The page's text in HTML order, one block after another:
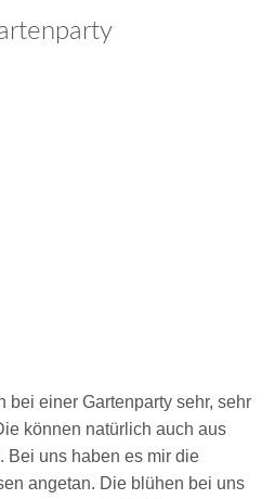
bei einer Gartenparty sehr, sehr
können natürlich auch aus
Bei uns haben es mir die
angetan. Die blühen bei uns